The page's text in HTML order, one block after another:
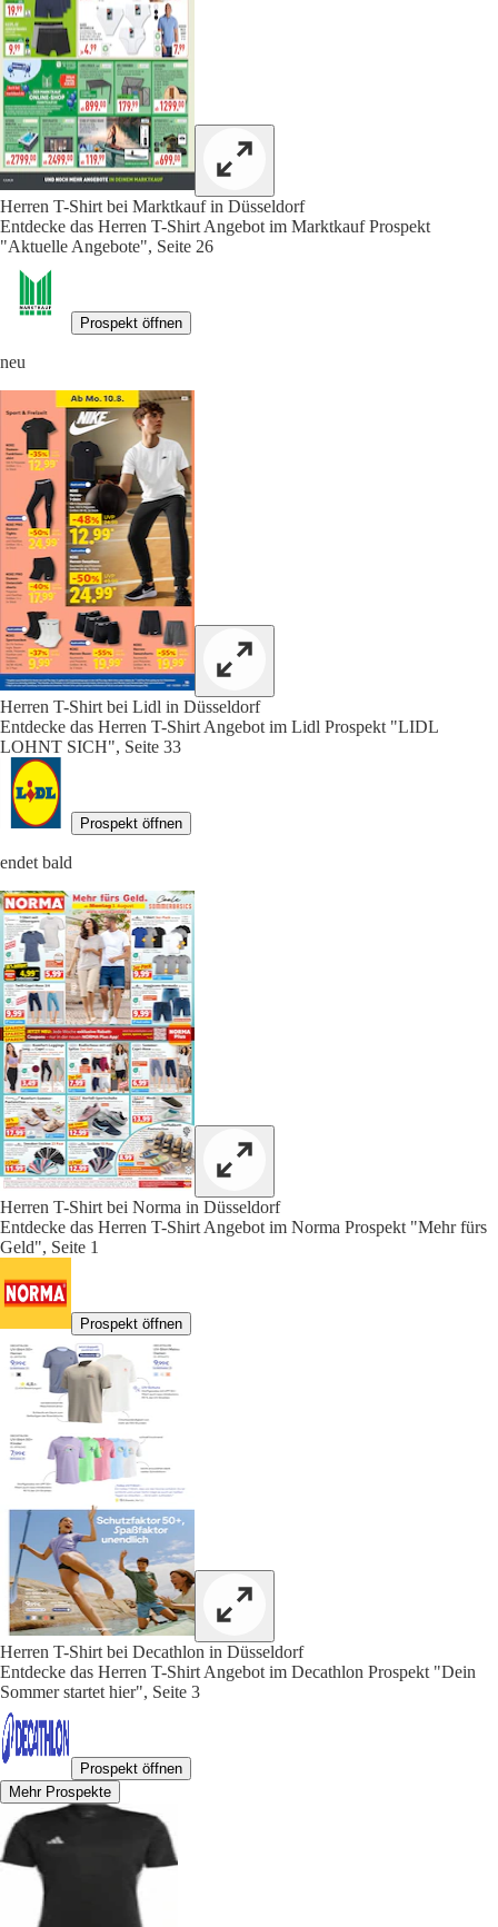
Herren T-Shirt bei Marktkauf in Düsseldorf
Entdecke das Herren T-Shirt Angebot im Marktkauf Prospekt
"Aktuelle Angebote", Seite 26
Prospekt öffnen
neu
Herren T-Shirt bei Lidl in Düsseldorf
Entdecke das Herren T-Shirt Angebot im Lidl Prospekt "LIDL
LOHNT SICH", Seite 33
Prospekt öffnen
endet bald
Herren T-Shirt bei Norma in Düsseldorf
Entdecke das Herren T-Shirt Angebot im Norma Prospekt "Mehr fürs
Geld", Seite 1
Prospekt öffnen
Herren T-Shirt bei Decathlon in Düsseldorf
Entdecke das Herren T-Shirt Angebot im Decathlon Prospekt "Dein
Sommer startet hier", Seite 3
Prospekt öffnen
Mehr Prospekte